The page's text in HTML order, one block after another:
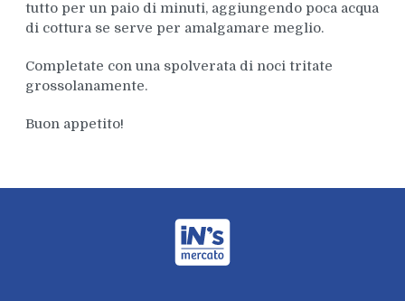
tutto per un paio di minuti, aggiungendo poca acqua
di cottura se serve per amalgamare meglio.
Completate con una spolverata di noci tritate
grossolanamente.
Buon appetito!